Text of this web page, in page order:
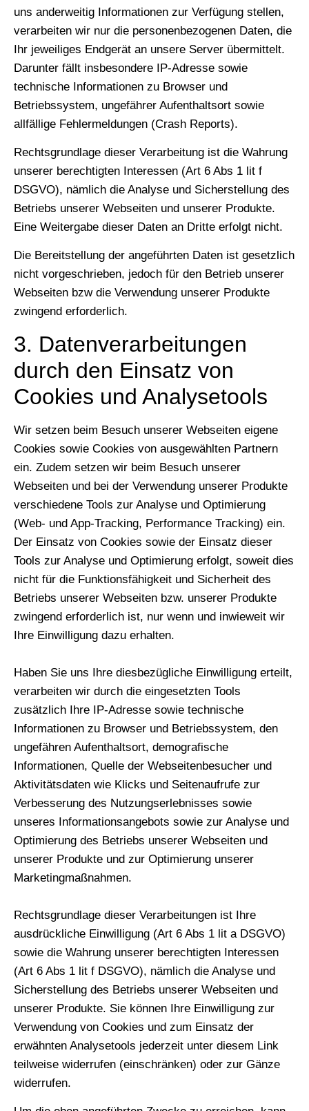
uns anderweitig Informationen zur Verfügung stellen,
verarbeiten wir nur die personenbezogenen Daten, die
Ihr jeweiliges Endgerät an unsere Server übermittelt.
Darunter fällt insbesondere IP-Adresse sowie
technische Informationen zu Browser und
Betriebssystem, ungefährer Aufenthaltsort sowie
allfällige Fehlermeldungen (Crash Reports).
Rechtsgrundlage dieser Verarbeitung ist die Wahrung
unserer berechtigten Interessen (Art 6 Abs 1 lit f
DSGVO), nämlich die Analyse und Sicherstellung des
Betriebs unserer Webseiten und unserer Produkte.
Eine Weitergabe dieser Daten an Dritte erfolgt nicht.
Die Bereitstellung der angeführten Daten ist gesetzlich
nicht vorgeschrieben, jedoch für den Betrieb unserer
Webseiten bzw die Verwendung unserer Produkte
zwingend erforderlich.
3. Datenverarbeitungen
durch den Einsatz von
Cookies und Analysetools
Wir setzen beim Besuch unserer Webseiten eigene
Cookies sowie Cookies von ausgewählten Partnern
ein. Zudem setzen wir beim Besuch unserer
Webseiten und bei der Verwendung unserer Produkte
verschiedene Tools zur Analyse und Optimierung
(Web- und App-Tracking, Performance Tracking) ein.
Der Einsatz von Cookies sowie der Einsatz dieser
Tools zur Analyse und Optimierung erfolgt, soweit dies
nicht für die Funktionsfähigkeit und Sicherheit des
Betriebs unserer Webseiten bzw. unserer Produkte
zwingend erforderlich ist, nur wenn und inwieweit wir
Ihre Einwilligung dazu erhalten.
Haben Sie uns Ihre diesbezügliche Einwilligung erteilt,
verarbeiten wir durch die eingesetzten Tools
zusätzlich Ihre IP-Adresse sowie technische
Informationen zu Browser und Betriebssystem, den
ungefähren Aufenthaltsort, demografische
Informationen, Quelle der Webseitenbesucher und
Aktivitätsdaten wie Klicks und Seitenaufrufe zur
Verbesserung des Nutzungserlebnisses sowie
unseres Informationsangebots sowie zur Analyse und
Optimierung des Betriebs unserer Webseiten und
unserer Produkte und zur Optimierung unserer
Marketingmaßnahmen.
Rechtsgrundlage dieser Verarbeitungen ist Ihre
ausdrückliche Einwilligung (Art 6 Abs 1 lit a DSGVO)
sowie die Wahrung unserer berechtigten Interessen
(Art 6 Abs 1 lit f DSGVO), nämlich die Analyse und
Sicherstellung des Betriebs unserer Webseiten und
unserer Produkte. Sie können Ihre Einwilligung zur
Verwendung von Cookies und zum Einsatz der
erwähnten Analysetools jederzeit unter diesem Link
teilweise widerrufen (einschränken) oder zur Gänze
widerrufen.